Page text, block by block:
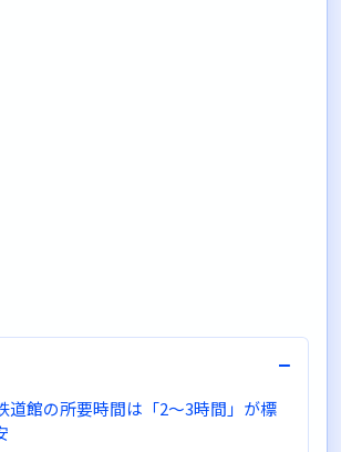
−
道館の所要時間は「2〜3時間」が標